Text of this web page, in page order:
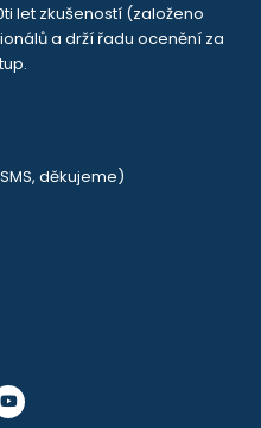
let zkušeností (založeno
a drží řadu ocenění za
děkujeme)